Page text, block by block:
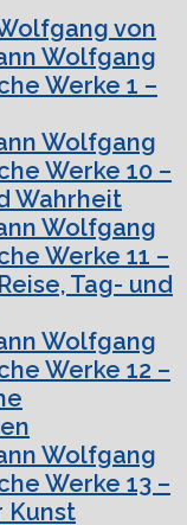
von
Wolfgang
Werke 1 –
Wolfgang
Werke 10 –
Wahrheit
Wolfgang
Werke 11 –
Tag- und
Wolfgang
Werke 12 –
Wolfgang
Werke 13 –
Kunst